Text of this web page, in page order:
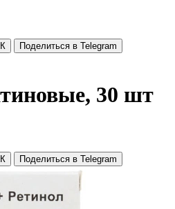
Поделиться в Telegram
30 шт
Поделиться в Telegram